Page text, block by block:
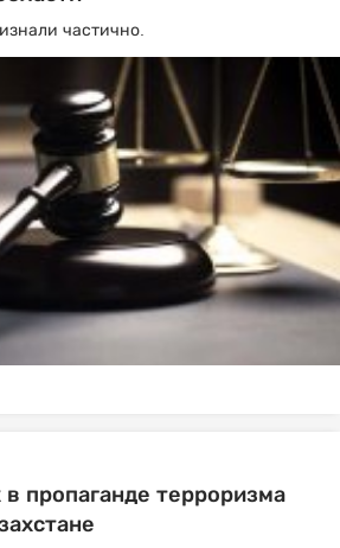
частично.
пропаганде терроризма